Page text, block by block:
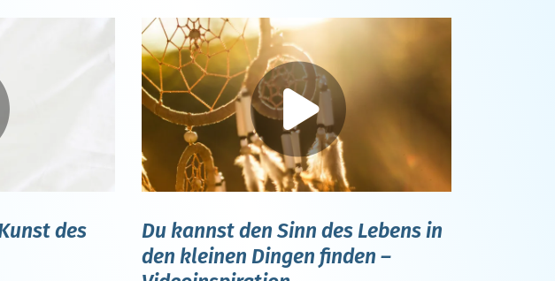
des
Du kannst den Sinn des Lebens in
den kleinen Dingen finden –